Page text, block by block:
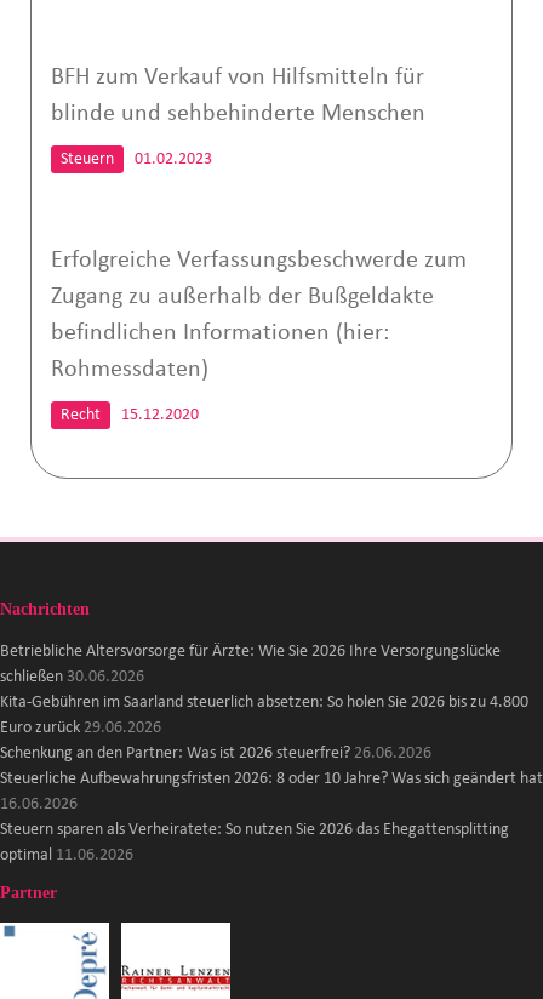
BFH zum Verkauf von Hilfsmitteln für
blinde und sehbehinderte Menschen
Steuern 01.02.2023
Erfolgreiche Verfassungsbeschwerde zum
Zugang zu außerhalb der Bußgeldakte
befindlichen Informationen (hier:
Rohmessdaten)
Recht 15.12.2020
Nachrichten
Betriebliche Altersvorsorge für Ärzte: Wie Sie 2026 Ihre Versorgungslücke
schließen 30.06.2026
Kita-Gebühren im Saarland steuerlich absetzen: So holen Sie 2026 bis zu 4.800
Euro zurück 29.06.2026
Schenkung an den Partner: Was ist 2026 steuerfrei? 26.06.2026
Steuerliche Aufbewahrungsfristen 2026: 8 oder 10 Jahre? Was sich geändert hat
16.06.2026
Steuern sparen als Verheiratete: So nutzen Sie 2026 das Ehegattensplitting
optimal 11.06.2026
Partner